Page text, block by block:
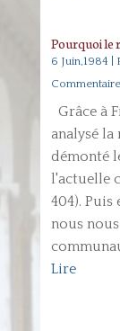
Pourquoi le
6 Juin,1984
Grâce à
analysé
démonté
l'actuelle
404). Puis
nous
Lire